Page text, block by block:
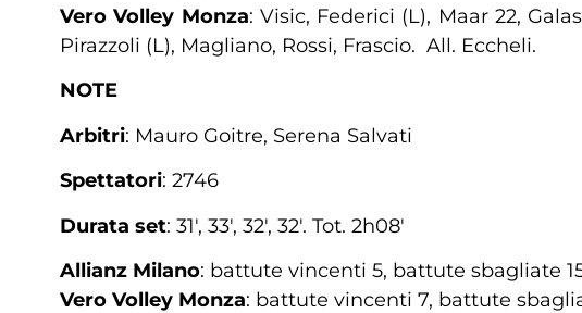
Vero Volley Monza: Visic, Federici (L), Maar 22,
Pirazzoli (L), Magliano, Rossi, Frascio. All. Eccheli.
NOTE
Arbitri: Mauro Goitre, Serena Salvati
Spettatori: 2746
Durata set: 31′, 33′, 32′, 32′. Tot. 2h08′
Allianz Milano: battute vincenti 5, battute sbagliate
Vero Volley Monza: battute vincenti 7, battute